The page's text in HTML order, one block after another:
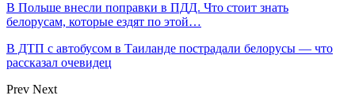
В Польше внесли поправки в ПДД. Что стоит знать
белорусам, которые ездят по этой…
В ДТП с автобусом в Таиланде пострадали белорусы — что
рассказал очевидец
Prev Next